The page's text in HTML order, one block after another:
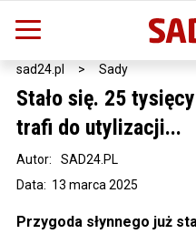
sad24.pl > Sady
Stało się. 25
trafi do utylizacji...
Data: 13 marca 2025
Autor: SAD24.PL
Przygoda słynnego już